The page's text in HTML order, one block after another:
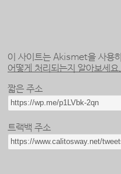
이 사이트는 Akismet을 사용
어떻게 처리되는지 알아보세요.
짧은 주소
트랙백 주소